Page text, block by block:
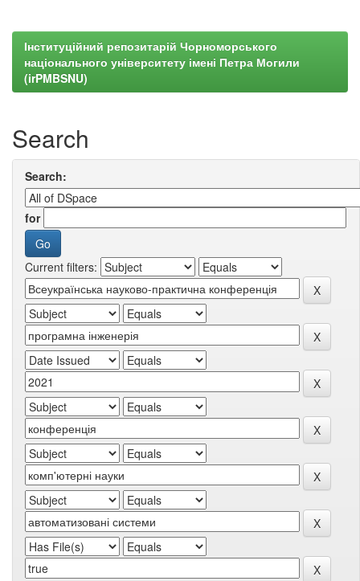
Інституційний репозитарій Чорноморського
національного університету імені Петра Могили
(irPMBSNU)
Search
Search:
for
Current filters: